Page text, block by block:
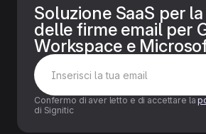
Soluzione SaaS per
delle firme email per
Workspace e
Confermo di aver letto e di accettare la
di Signitic